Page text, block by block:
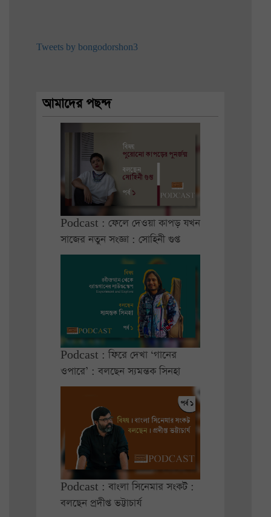
Tweets by bongodorshon3
আমাদের পছন্দ
Podcast : ফেলে দেওয়া কাপড় যখন
সাজের নতুন সংজ্ঞা : সোহিনী গুপ্ত
Podcast : ফিরে দেখা ‘গানের
ওপারে’ : বলছেন স্যমন্তক সিনহা
Podcast : বাংলা সিনেমার সংকট :
বলছেন প্রদীপ্ত ভট্টাচার্য